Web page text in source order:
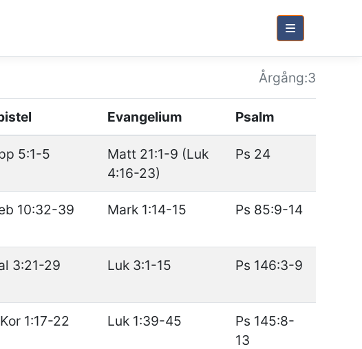
Årgång:3
Evangelium Psalm
5:1-5
Matt 21:1-9 (Luk
4:16-23)
Ps 24
10:32-39 Mark 1:14-15 Ps 85:9-14
3:21-29 Luk 3:1-15 Ps 146:3-9
1:17-22 Luk 1:39-45
Ps 145:8-
13